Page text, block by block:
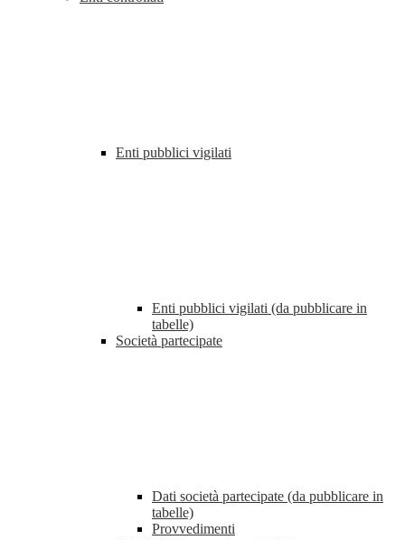
Enti pubblici vigilati
Enti pubblici vigilati (da pubblicare in
tabelle)
Società partecipate
Dati società partecipate (da pubblicare in
tabelle)
Provvedimenti